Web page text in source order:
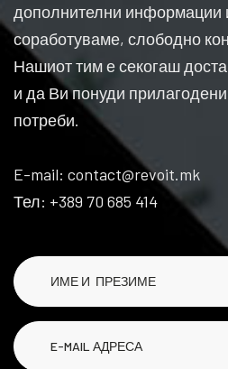
дополнителни информации
соработуваме, слободно
Нашиот тим е секогаш
и да Ви понуди
потреби.
E-mail: contact@revoit.mk
Тел: +389 70 685 414